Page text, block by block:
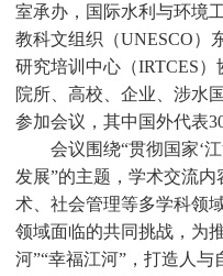
室承办，国际水利与环境
教科文组织（UNESCO）
研究培训中心（IRTCES
院所、高校、企业、涉水
参加会议，其中国外代表
会议围绕“贯彻国家‘
发展”的主题，学术交流
术、社会管理等多学科领
领域面临的共同挑战，为
河”“幸福江河”，打造人